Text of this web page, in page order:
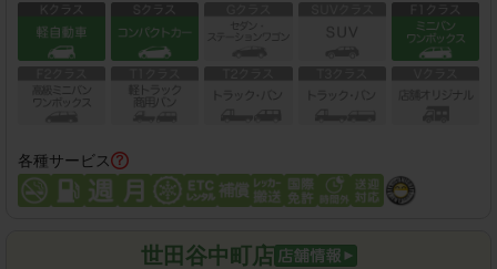
各種サービス
世田谷中町店